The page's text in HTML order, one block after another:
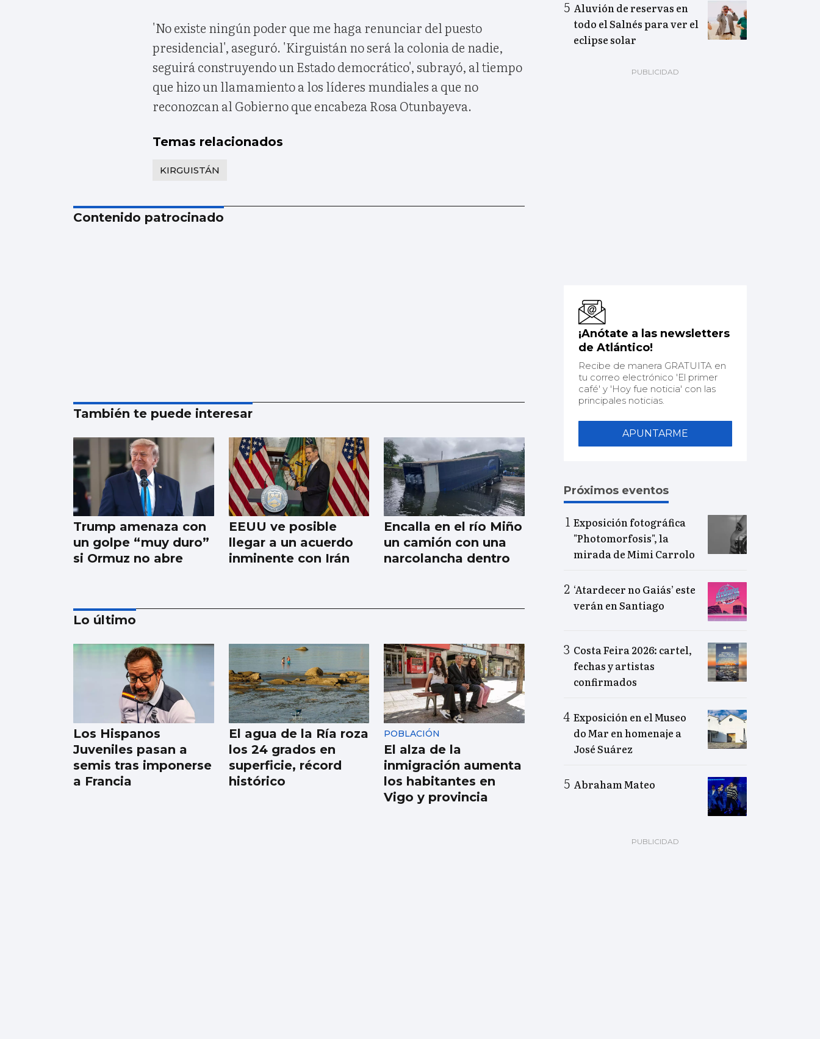
'No existe ningún poder que me haga renunciar del puesto
presidencial', aseguró. 'Kirguistán no será la colonia de nadie,
seguirá construyendo un Estado democrático', subrayó, al tiempo
que hizo un llamamiento a los líderes mundiales a que no
reconozcan al Gobierno que encabeza Rosa Otunbayeva.
Temas relacionados
KIRGUISTÁN
Contenido patrocinado
También te puede interesar
Trump amenaza con
un golpe “muy duro”
si Ormuz no abre
EEUU ve posible
llegar a un acuerdo
inminente con Irán
Encalla en el río Miño
un camión con una
narcolancha dentro
Trump tacha de
hipócrita a Irán por
negar negociaciones
Lo último
Los Hispanos
Juveniles pasan a
semis tras imponerse
a Francia
El agua de la Ría roza
los 24 grados en
superficie, récord
histórico
POBLACIÓN
El alza de la
inmigración aumenta
los habitantes en
Vigo y provincia
Aluvión de reservas en
todo el Salnés para ver el
eclipse solar
¡Anótate a las newsletters
de Atlántico!
Recibe de manera GRATUITA en
tu correo electrónico 'El primer
café' y 'Hoy fue noticia' con las
principales noticias.
APUNTARME
Próximos eventos
Exposición fotográfica
"Photomorfosis", la
mirada de Mimi Carrolo
‘Atardecer no Gaiás’ este
verán en Santiago
Costa Feira 2026: cartel,
fechas y artistas
confirmados
Exposición en el Museo
do Mar en homenaje a
José Suárez
Abraham Mateo